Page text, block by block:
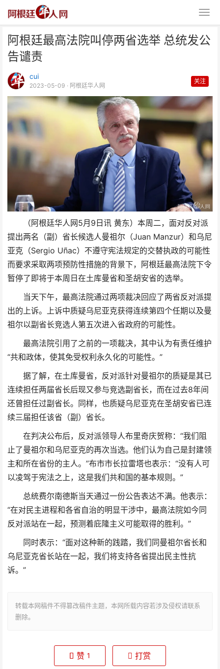
阿根廷最高法院叫停两省选举 总统发公
告谴责
cui
2023-05-09 · 阿根廷华人网
关注
（阿根廷华人网5月9日讯 黄东）本周二，面对反对派
提出两名（副）省长候选人曼祖尔（Juan Manzur）和乌尼
亚克（Sergio Uñac）不遵守宪法规定的交替执政的可能性
而要求采取两项预防性措施的背景下，阿根廷最高法院下令
暂停了即将于本周日在土库曼省和圣胡安省的选举。
当天下午，最高法院通过两项裁决回应了两省反对派提
出的上诉。上诉中质疑乌尼亚克获得连续第四个任期以及曼
祖尔以副省长竞选人第五次进入省政府的可能性。
最高法院引用了之前的一项裁决，其中认为有责任维护
“共和政体，使其免受权利永久化的可能性。”
据了解，在土库曼省，反对派针对曼祖尔的质疑是其已
连续担任两届省长后现又参与竞选副省长，而在过去8年间
还曾担任过副省长。同样，也质疑乌尼亚克在圣胡安省已连
续三届担任该省（副）省长。
在判决公布后，反对派领导人布里奇庆贺称：“我们阻
止了曼祖尔和乌尼亚克的再次当选。他们认为自己是封建领
主和所在省份的主人。”布市市长拉雷塔也表示：“没有人可
以凌驾于宪法之上，这是我们共和国的基本规则。”
总统费尔南德斯当天通过一份公告表达不满。他表示：
“在对民主进程和各省自治的明显干涉中，最高法院如今同
反对派站在一起，预测着庇隆主义可能取得的胜利。”
同时表示：“面对这种新的践踏，我们同曼祖尔省长和
乌尼亚克省长站在一起，我们将支持各省提出民主性抗
诉。”
转载本网稿件不得篡改稿件主题，本网所载内容若涉及侵权请联系
删除。
阿根廷最高法院叫停两省选举 总
统发公告谴责
赞 1 打赏